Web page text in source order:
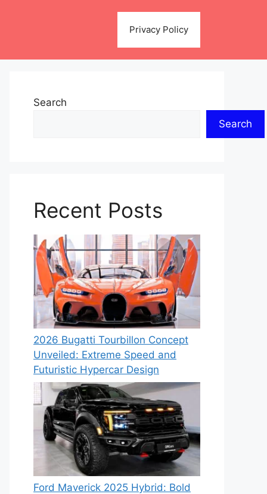
Privacy Policy
Search
Search
Recent Posts
2026 Bugatti Tourbillon Concept
Unveiled: Extreme Speed and
Futuristic Hypercar Design
Ford Maverick 2025 Hybrid: Bold